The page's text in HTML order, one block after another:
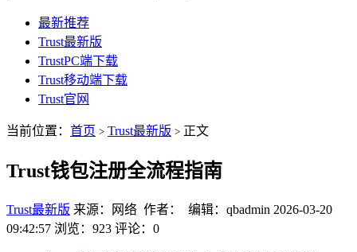
最新推荐
Trust最新版
TrustPC端下载
Trust移动端下载
Trust官网
当前位置： 首页 > Trust最新版 > 正文
Trust钱包注册全流程指南
Trust最新版 来源：网络 作者： 编辑：qbadmin 2026-03-20
09:42:57 浏览：923 评论：0